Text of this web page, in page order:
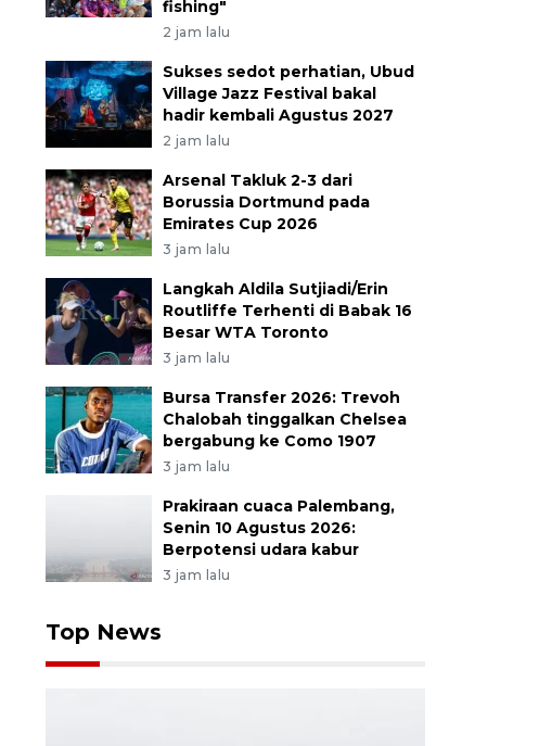
fishing"
2 jam lalu
Sukses sedot perhatian, Ubud
Village Jazz Festival bakal
hadir kembali Agustus 2027
2 jam lalu
Arsenal Takluk 2-3 dari
Borussia Dortmund pada
Emirates Cup 2026
3 jam lalu
Langkah Aldila Sutjiadi/Erin
Routliffe Terhenti di Babak 16
Besar WTA Toronto
3 jam lalu
Bursa Transfer 2026: Trevoh
Chalobah tinggalkan Chelsea
bergabung ke Como 1907
3 jam lalu
Prakiraan cuaca Palembang,
Senin 10 Agustus 2026:
Berpotensi udara kabur
3 jam lalu
Top News